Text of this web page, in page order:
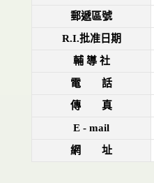
郵遞區號
R.I.批准日期
輔 導 社
電 話
傳 真
E - mail
網 址